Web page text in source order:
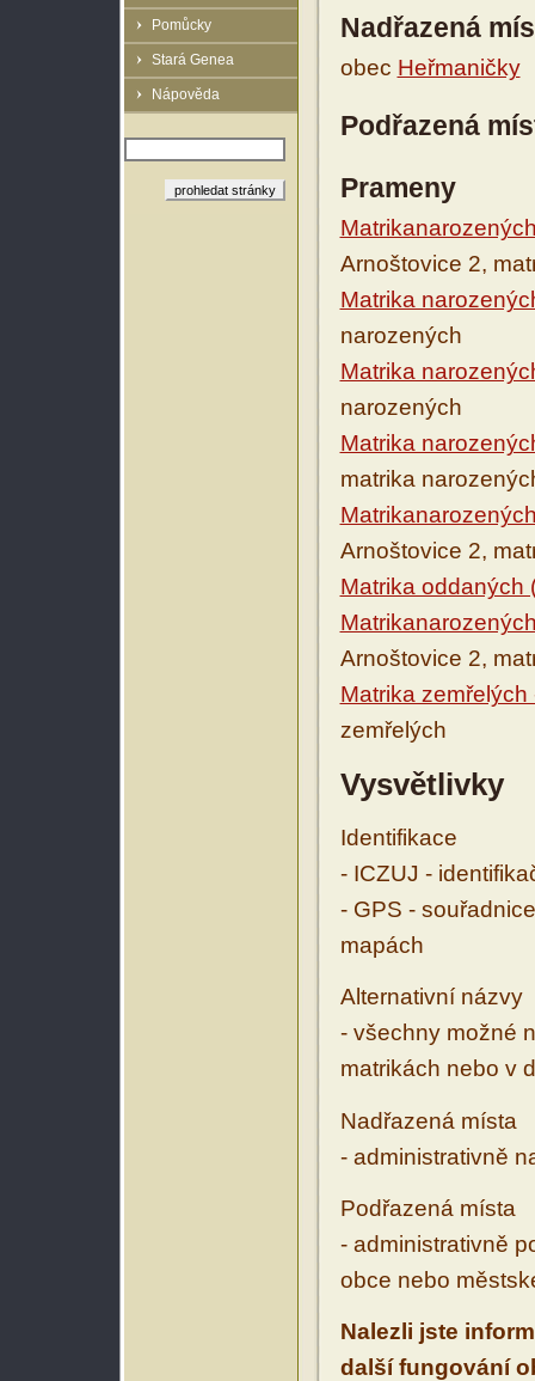
Pomůcky
Stará Genea
Nápověda
Nadřazená
obec Heřmaničky
Podřazená
Prameny
Arnoštovice 2,
Matrika
narozených
Matrika
narozených
Matrika
matrika
Arnoštovice 2,
Matrika oddaných
Arnoštovice 2,
Matrika
zemřelých
Vysvětlivky
Identifikace
- ICZUJ -
- GPS -
mapách
Alternativní názvy
- všechny možné
matrikách nebo v
Nadřazená místa
- administrativně
Podřazená místa
- administrativně
obce nebo
Nalezli jste
další fungování